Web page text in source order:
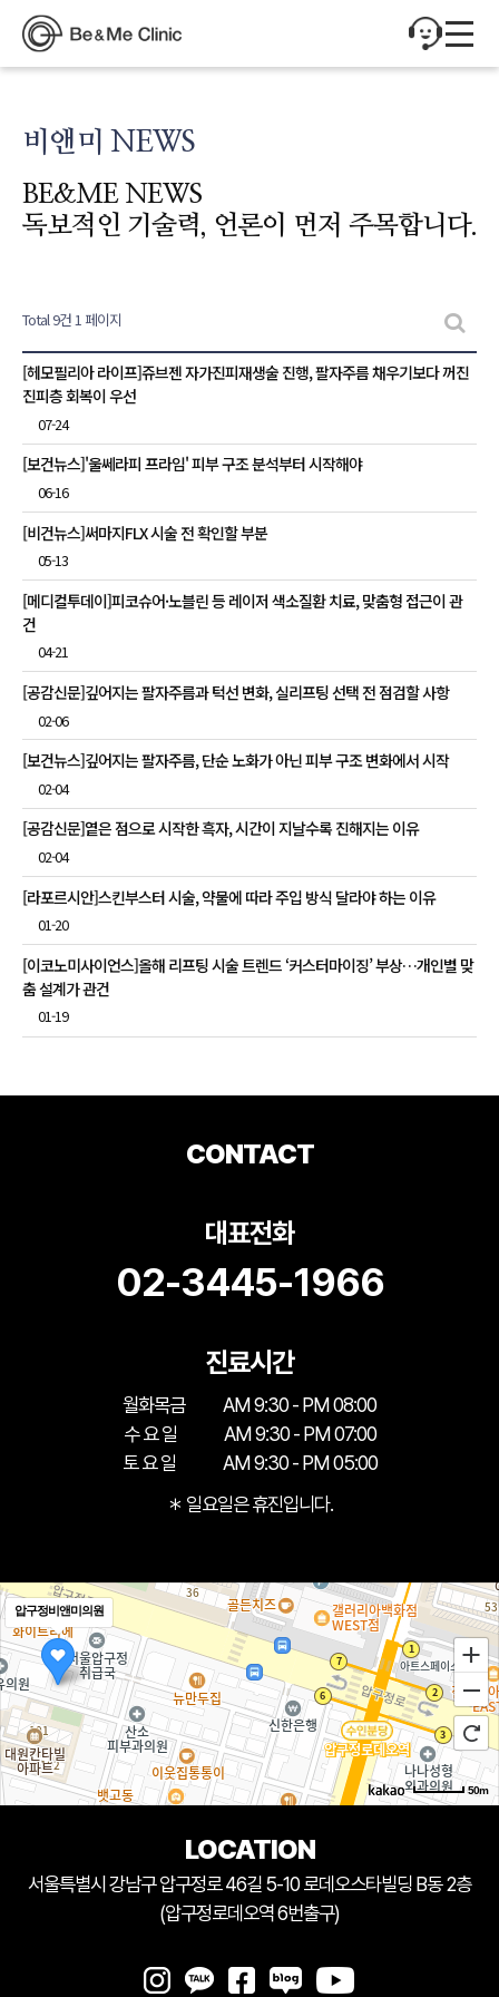
비앤미 NEWS
BE&ME NEWS
독보적인 기술력, 언론이 먼저 주목합니다.
Total 9건 1 페이지
비앤미 NEWS 목록
[헤모필리아 라이프]쥬브젠 자가진피재생술 진행, 팔자주름 채우기보다 꺼진
진피층 회복이 우선
07-24
[보건뉴스]'울쎄라피 프라임' 피부 구조 분석부터 시작해야
06-16
[비건뉴스]써마지FLX 시술 전 확인할 부분
05-13
[메디컬투데이]피코슈어·노블린 등 레이저 색소질환 치료, 맞춤형 접근이 관
건
04-21
[공감신문]깊어지는 팔자주름과 턱선 변화, 실리프팅 선택 전 점검할 사항
02-06
[보건뉴스]깊어지는 팔자주름, 단순 노화가 아닌 피부 구조 변화에서 시작
02-04
[공감신문]옅은 점으로 시작한 흑자, 시간이 지날수록 진해지는 이유
02-04
[라포르시안]스킨부스터 시술, 약물에 따라 주입 방식 달라야 하는 이유
01-20
[이코노미사이언스]올해 리프팅 시술 트렌드 ‘커스터마이징’ 부상…개인별 맞
춤 설계가 관건
01-19
CONTACT
대표전화
02-3445-1966
진료시간
월화목금
AM 9:30 - PM 08:00
수 요 일
AM 9:30 - PM 07:00
토 요 일
AM 9:30 - PM 05:00
＊ 일요일은 휴진입니다.
LOCATION
압구정비앤미의원
50m
서울특별시 강남구 압구정로 46길 5-10 로데오스타빌딩 B동 2층
(압구정로데오역 6번출구)